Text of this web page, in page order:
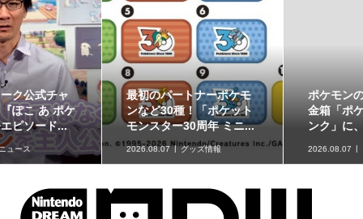
ポケモンの姿のソフビ貯
金箱「ポケモンコインバ
ンク」に、ゲンガーな...
2026.08.07 グッズ情報
8月7日より事前抽選開
始！ 高知県にて「N響メ
ンバーによるポケモン...
2026.08.07 イベント情報